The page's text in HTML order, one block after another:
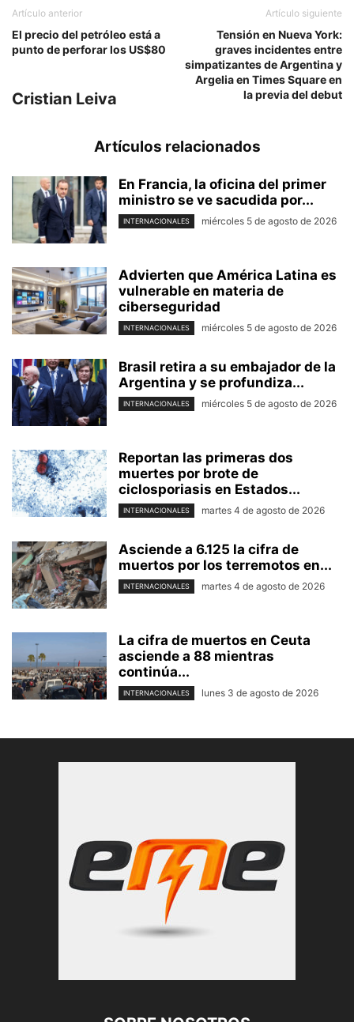
Artículo anterior
El precio del petróleo está a
punto de perforar los US$80
Artículo siguiente
Tensión en Nueva York:
graves incidentes entre
simpatizantes de Argentina y
Argelia en Times Square en
la previa del debut
Cristian Leiva
Artículos relacionados
En Francia, la oficina del primer
ministro se ve sacudida por...
INTERNACIONALES miércoles 5 de agosto de 2026
Advierten que América Latina es
vulnerable en materia de
ciberseguridad
INTERNACIONALES miércoles 5 de agosto de 2026
Brasil retira a su embajador de la
Argentina y se profundiza...
INTERNACIONALES miércoles 5 de agosto de 2026
Reportan las primeras dos
muertes por brote de
ciclosporiasis en Estados...
INTERNACIONALES martes 4 de agosto de 2026
Asciende a 6.125 la cifra de
muertos por los terremotos en...
INTERNACIONALES martes 4 de agosto de 2026
La cifra de muertos en Ceuta
asciende a 88 mientras
continúa...
INTERNACIONALES lunes 3 de agosto de 2026